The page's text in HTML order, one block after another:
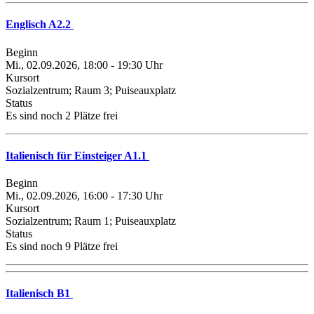
Englisch A2.2
Beginn
Mi., 02.09.2026, 18:00 - 19:30 Uhr
Kursort
Sozialzentrum; Raum 3; Puiseauxplatz
Status
Es sind noch 2 Plätze frei
Italienisch für Einsteiger A1.1
Beginn
Mi., 02.09.2026, 16:00 - 17:30 Uhr
Kursort
Sozialzentrum; Raum 1; Puiseauxplatz
Status
Es sind noch 9 Plätze frei
Italienisch B1